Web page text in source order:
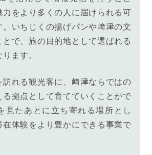
をより多くの人に届けられる可
。いちじくの揚げパンや﨑津の文
で、旅の目的地として選ばれる
ます。
れる観光客に、 﨑津ならではの
る拠点として育てていくことがで
見たあとに立ち寄れる場所とし
在体験をより豊かにできる事業で